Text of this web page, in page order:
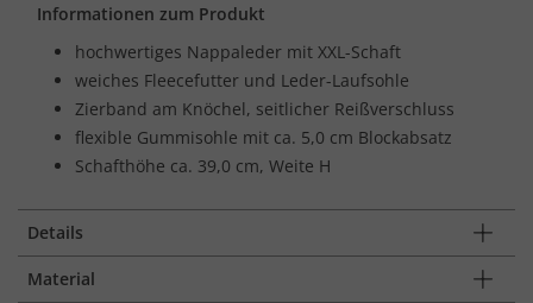
Informationen zum Produkt
hochwertiges Nappaleder mit XXL-Schaft
weiches Fleecefutter und Leder-Laufsohle
Zierband am Knöchel, seitlicher Reißverschluss
flexible Gummisohle mit ca. 5,0 cm Blockabsatz
Schafthöhe ca. 39,0 cm, Weite H
Details
Material